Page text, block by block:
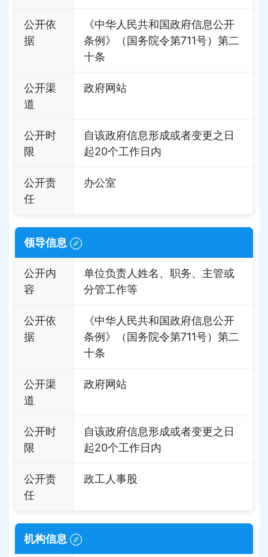
公开依
据
《中华人民共和国政府信息公开
条例》（国务院令第711号）第二
十条
公开渠
道
政府网站
公开时
限
自该政府信息形成或者变更之日
起20个工作日内
公开责
任
办公室
领导信息
公开内
容
单位负责人姓名、职务、主管或
分管工作等
公开依
据
《中华人民共和国政府信息公开
条例》（国务院令第711号）第二
十条
公开渠
道
政府网站
公开时
限
自该政府信息形成或者变更之日
起20个工作日内
公开责
任
政工人事股
机构信息